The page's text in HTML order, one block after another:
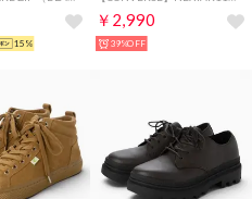
15%
￥2,990
39%OFF